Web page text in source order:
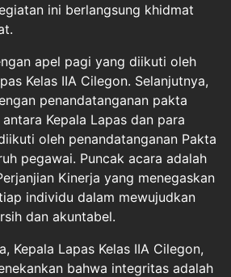
ini berlangsung khidmat
apel pagi yang diikuti oleh
Kelas IIA Cilegon. Selanjutnya,
penandatanganan pakta
Kepala Lapas dan para
oleh penandatanganan Pakta
pegawai. Puncak acara adalah
Kinerja yang menegaskan
individu dalam mewujudkan
dan akuntabel.
Kepala Lapas Kelas IIA Cilegon,
bahwa integritas adalah